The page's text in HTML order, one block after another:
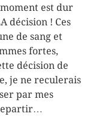
est dur
décision ! Ces
de sang et
fortes,
décision de
je ne reculerais
par mes